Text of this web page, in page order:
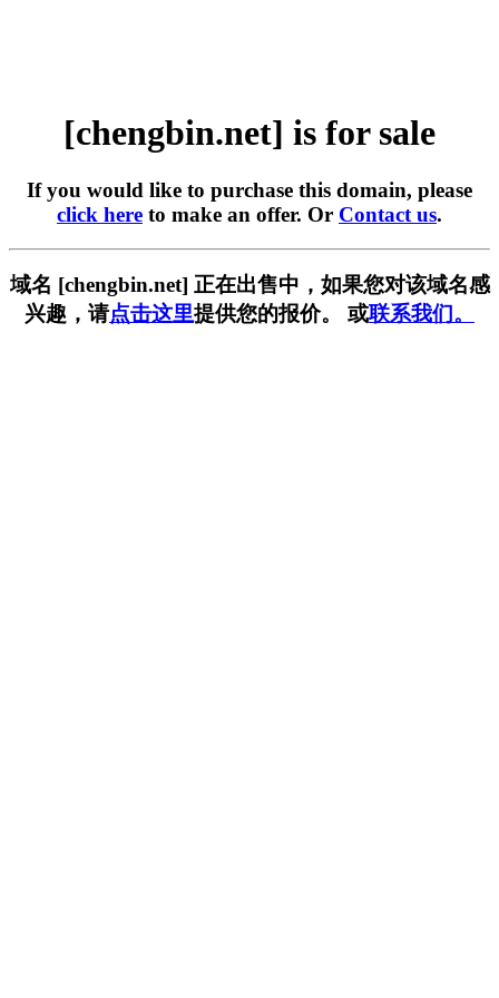
[chengbin.net] is for sale
If you would like to purchase this domain, please
click here to make an offer. Or Contact us.
域名 [chengbin.net] 正在出售中，如果您对该域名感
兴趣，请点击这里提供您的报价。 或联系我们。